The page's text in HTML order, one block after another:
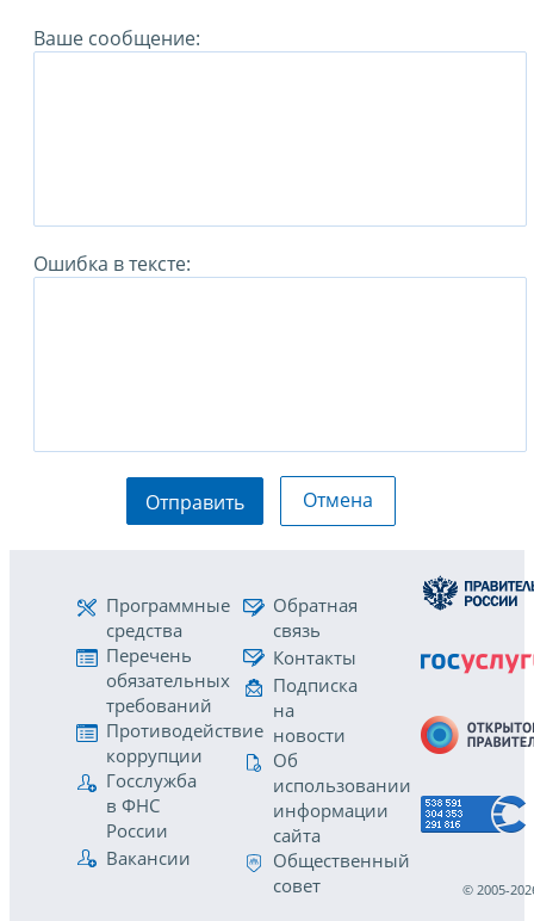
Ваше сообщение:
Ошибка в тексте:
Отправить Отмена
Программные
средства
Перечень
обязательных
требований
Противодействие
коррупции
Госслужба
в ФНС
России
Вакансии
Обратная
связь
Контакты
Подписка
на
новости
Об
использовании
информации
сайта
Общественный
совет
© 2005-